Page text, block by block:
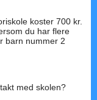
koster 700 kr.
du har flere
barn nummer 2
med skolen?